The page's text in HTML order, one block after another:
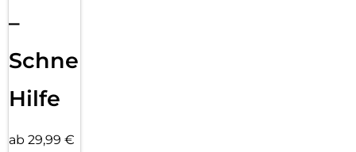
–
Schnelle
Hilfe
ab 29,99 €